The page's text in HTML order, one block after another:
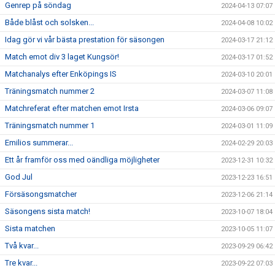
Genrep på söndag 2024-04-13 07:07
Både blåst och solsken... 2024-04-08 10:02
Idag gör vi vår bästa prestation för säsongen 2024-03-17 21:12
Match emot div 3 laget Kungsör! 2024-03-17 01:52
Matchanalys efter Enköpings IS 2024-03-10 20:01
Träningsmatch nummer 2 2024-03-07 11:08
Matchreferat efter matchen emot Irsta 2024-03-06 09:07
Träningsmatch nummer 1 2024-03-01 11:09
Emilios summerar... 2024-02-29 20:03
Ett år framför oss med oändliga möjligheter 2023-12-31 10:32
God Jul 2023-12-23 16:51
Försäsongsmatcher 2023-12-06 21:14
Säsongens sista match! 2023-10-07 18:04
Sista matchen 2023-10-05 11:07
Två kvar... 2023-09-29 06:42
Tre kvar... 2023-09-22 07:03